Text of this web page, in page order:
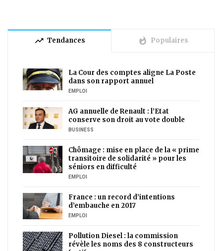
trending_up Tendances whatshot Populaires
La Cour des comptes aligne La Poste
dans son rapport annuel
EMPLOI
AG annuelle de Renault : l’Etat
conserve son droit au vote double
BUSINESS
Chômage : mise en place de la « prime
transitoire de solidarité » pour les
séniors en difficulté
EMPLOI
France : un record d’intentions
d’embauche en 2017
EMPLOI
Pollution Diesel : la commission
révèle les noms des 8 constructeurs